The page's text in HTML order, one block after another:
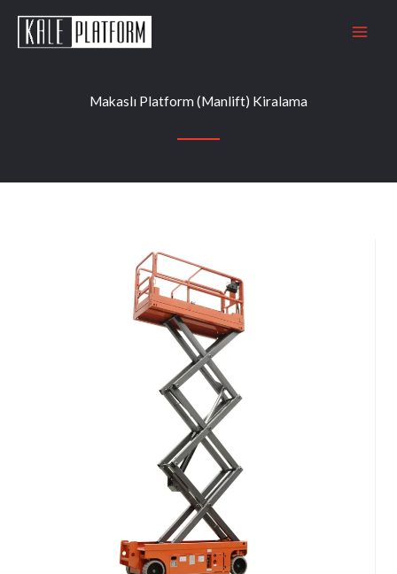
İçeriğe
Makaslı Platform (Manlift) Kiralama